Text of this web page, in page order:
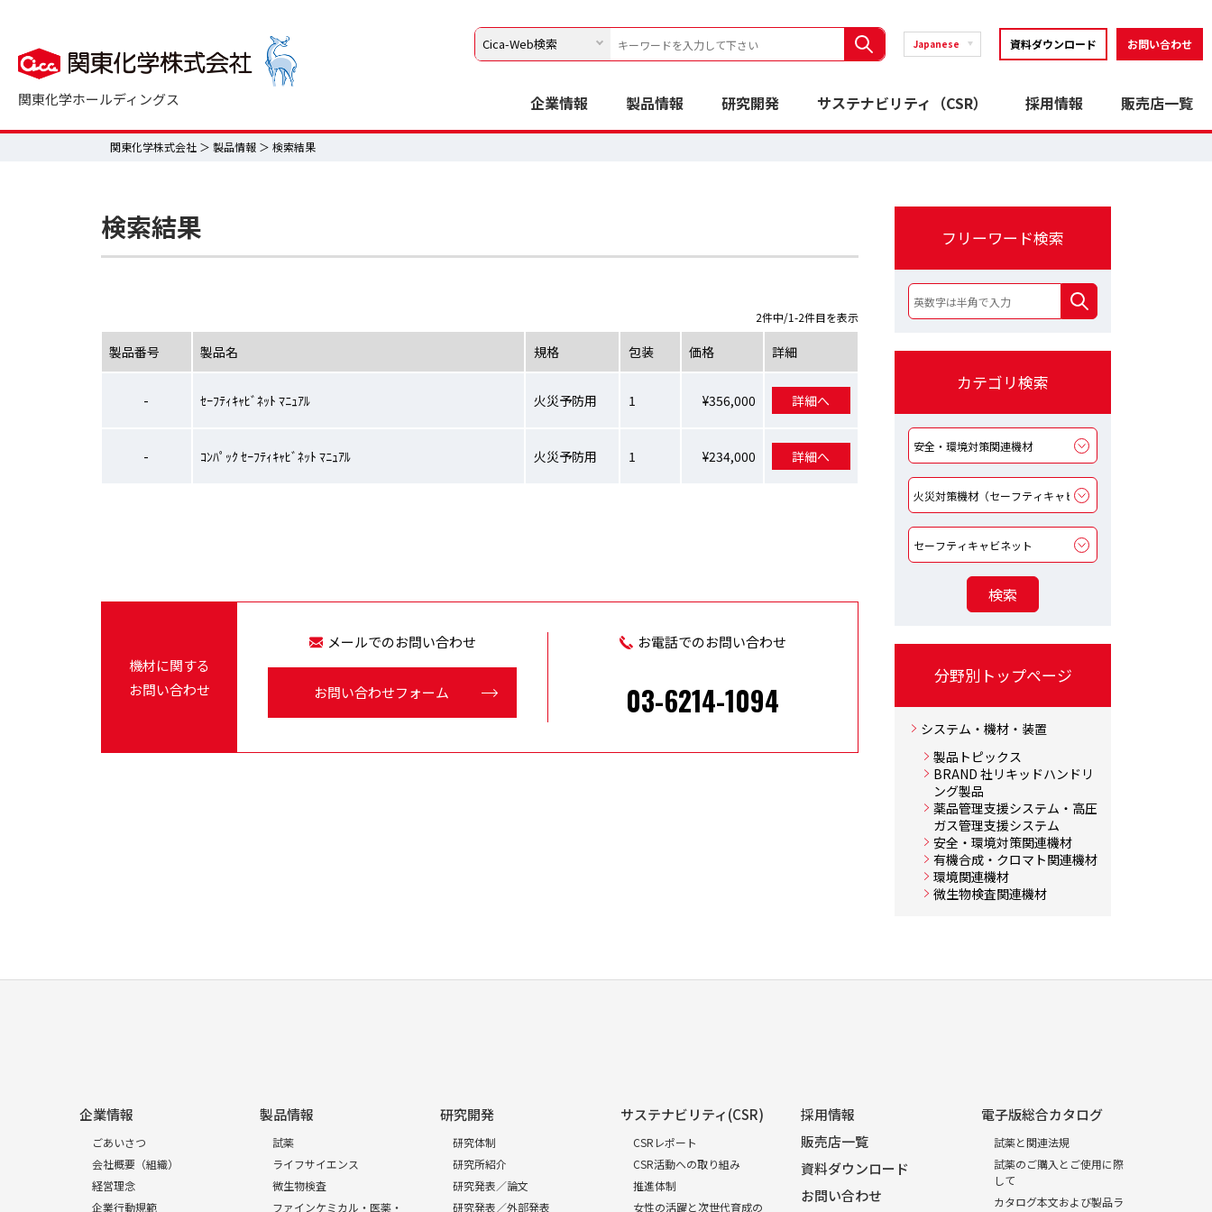
関東化学ホールディングス
Japanese 資料ダウンロード お問い合わせ
企業情報 製品情報 研究開発 サステナビリティ（CSR） 採用情報 販売店一覧
関東化学株式会社 ＞ 製品情報 ＞ 検索結果
検索結果
2件中/1-2件目を表示
製品番号 製品名 規格 包装 価格 詳細
- ｾｰﾌﾃｨｷｬﾋﾞﾈｯﾄ ﾏﾆｭｱﾙ 火災予防用 1 ¥356,000 詳細へ
- ｺﾝﾊﾟｯｸ ｾｰﾌﾃｨｷｬﾋﾞﾈｯﾄ ﾏﾆｭｱﾙ 火災予防用 1 ¥234,000 詳細へ
機材に関する
お問い合わせ
メールでのお問い合わせ
お問い合わせフォーム
お電話でのお問い合わせ
03-6214-1094
フリーワード検索
カテゴリ検索
分野別トップページ
システム・機材・装置
製品トピックス
BRAND 社リキッドハンドリ
ング製品
薬品管理支援システム・高圧
ガス管理支援システム
安全・環境対策関連機材
有機合成・クロマト関連機材
環境関連機材
微生物検査関連機材
企業情報
ごあいさつ
会社概要（組織）
経営理念
企業行動規範
製品情報
試薬
ライフサイエンス
微生物検査
ファインケミカル・医薬・
研究開発
研究体制
研究所紹介
研究発表／論文
研究発表／外部発表
サステナビリティ(CSR)
CSRレポート
CSR活動への取り組み
推進体制
女性の活躍と次世代育成の
採用情報
販売店一覧
資料ダウンロード
お問い合わせ
電子版総合カタログ
試薬と関連法規
試薬のご購入とご使用に際
して
カタログ本文および製品ラ